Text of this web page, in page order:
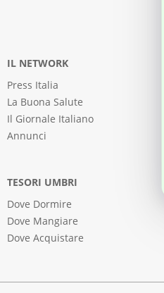
IL NETWORK
Press Italia
La Buona Salute
Il Giornale Italiano
Annunci
TESORI UMBRI
Dove Dormire
Dove Mangiare
Dove Acquistare